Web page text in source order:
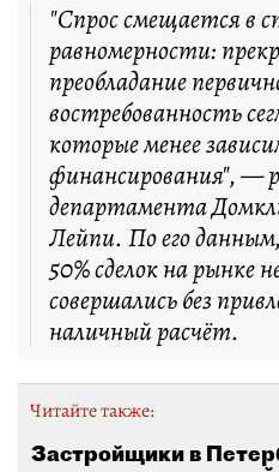
"Спрос смещается в
равномерности:
преобладание
востребованность
которые менее
финансирования", —
департамента
Лейпи. По его
50% сделок на рынке
совершались без
наличный расчёт.
Читайте также:
Застройщики в